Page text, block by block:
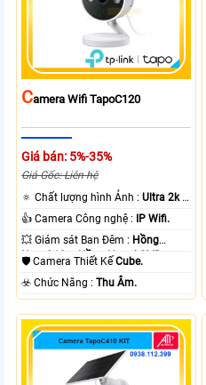
CAmera Wifi TapoC120
Giá bán: 5%-35%
Giá Gốc: Liên hệ
🔅 Chất lượng hình Ảnh :Ultra 2k +
.
👍 Camera Công nghệ :
IP Wifi.
💥 Giám sát Ban Đêm : Hồng
Ngoại 10m Hồng Ngoại SMD.
🛡 Camera Thiết KếCube.
️☣️ Chức Năng :Thu Âm.